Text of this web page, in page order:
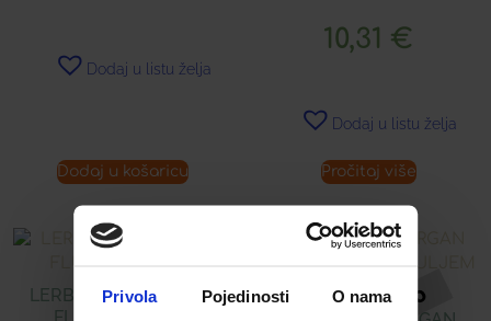
Privola Pojedinosti O nama
Dodaj u listu želja
Dodaj u košaricu
10,31 €
Dodaj u listu želja
Pročitaj više
LERBOLARIO BERRIES